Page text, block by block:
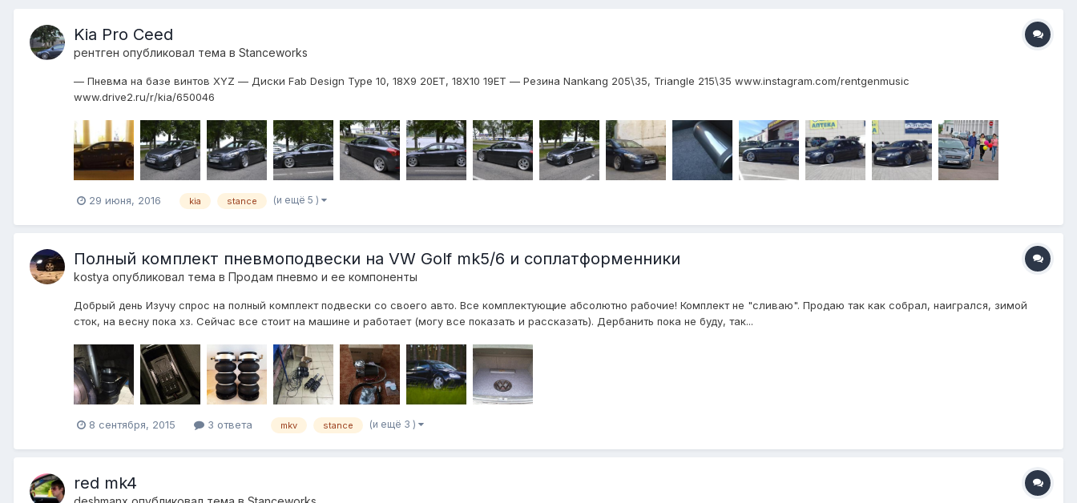
Kia Pro Ceed
рентген опубликовал тема в Stanceworks
— Пневма на базе винтов XYZ — Диски Fab Design Type 10, 18Х9 20ЕТ, 18Х10 19ЕТ — Резина Nankang 205\35, Triangle 215\35 www.instagram.com/rentgenmusic
www.drive2.ru/r/kia/650046
29 июня, 2016 kia stance (и ещё 5 )
Полный комплект пневмоподвески на VW Golf mk5/6 и соплатформенники
kostya опубликовал тема в Продам пневмо и ее компоненты
Добрый день Изучу спрос на полный комплект подвески со своего авто. Все комплектующие абсолютно рабочие! Комплект не "сливаю". Продаю так как собрал, наигрался, зимой
сток, на весну пока хз. Сейчас все стоит на машине и работает (могу все показать и рассказать). Дербанить пока не буду, так...
8 сентября, 2015 3 ответа mkv stance (и ещё 3 )
red mk4